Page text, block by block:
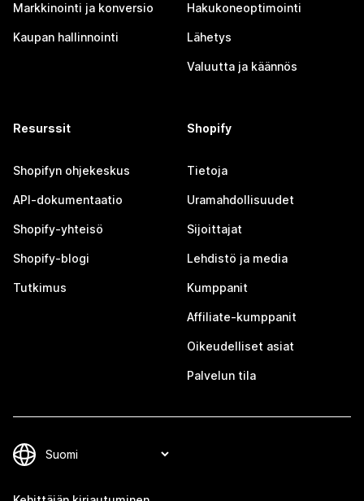
Markkinointi ja konversio
Kaupan hallinnointi
Hakukoneoptimointi
Lähetys
Valuutta ja käännös
Resurssit
Shopifyn ohjekeskus
API-dokumentaatio
Shopify-yhteisö
Shopify-blogi
Tutkimus
Shopify
Tietoja
Uramahdollisuudet
Sijoittajat
Lehdistö ja media
Kumppanit
Affiliate-kumppanit
Oikeudelliset asiat
Palvelun tila